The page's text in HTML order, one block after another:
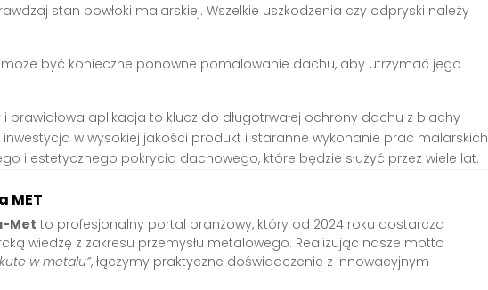
stan powłoki malarskiej. Wszelkie uszkodzenia czy odpryski należy
być konieczne ponowne pomalowanie dachu, aby utrzymać jego
prawidłowa aplikacja to klucz do długotrwałej ochrony dachu z blachy
inwestycja w wysokiej jakości produkt i staranne wykonanie prac malarskich
i estetycznego pokrycia dachowego, które będzie służyć przez wiele lat.
MET
Met to profesjonalny portal branżowy, który od 2024 roku dostarcza
wiedzę z zakresu przemysłu metalowego. Realizując nasze motto
w metalu”, łączymy praktyczne doświadczenie z innowacyjnym